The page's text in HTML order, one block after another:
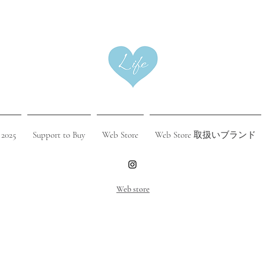
Support to Buy Web Store Web Store 取扱いブランド
​Web store